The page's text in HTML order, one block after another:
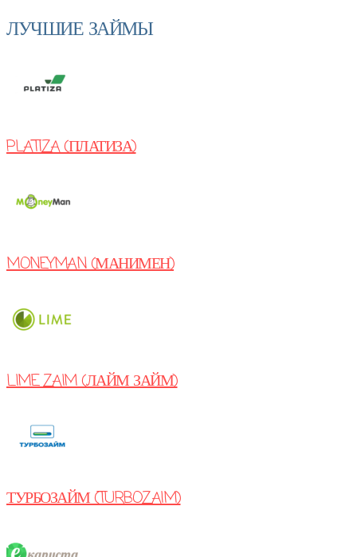
ЛУЧШИЕ ЗАЙМЫ
PLATIZA (ПЛАТИЗА)
MONEYMAN (МАНИМЕН)
LIME ZAIM (ЛАЙМ ЗАЙМ)
ТУРБОЗАЙМ (TURBOZAIM)